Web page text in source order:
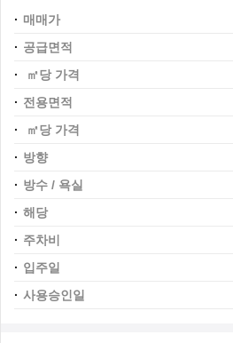
매매가
공급면적
㎡당 가격
전용면적
㎡당 가격
방향
방수 / 욕실
해당
주차비
입주일
사용승인일